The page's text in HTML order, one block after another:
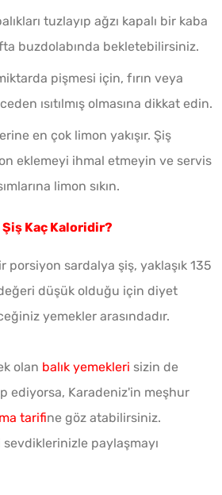
tuzlayıp ağzı kapalı bir kaba
buzdolabında bekletebilirsiniz.
pişmesi için, fırın veya
ısıtılmış olmasına dikkat edin.
en çok limon yakışır. Şiş
eklemeyi ihmal etmeyin ve servis
limon sıkın.
Kaç Kaloridir?
porsiyon sardalya şiş, yaklaşık 135
düşük olduğu için diyet
yemekler arasındadır.
olan balık yemekleri sizin de
ediyorsa, Karadeniz'in meşhur
tarifine göz atabilirsiniz.
paylaşmayı